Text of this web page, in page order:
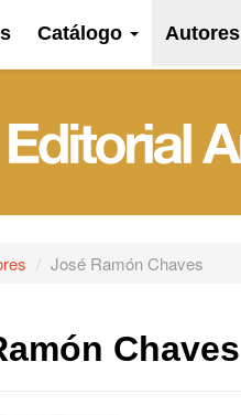
Catálogo Autores
José Ramón Chaves
Chaves